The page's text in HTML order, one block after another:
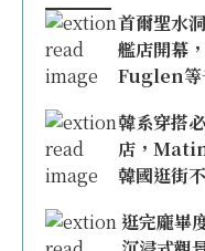
首爾聖水
艦店開幕
Fuglen等
韓系穿搭
店，
韓國逛街
逛完龐畢